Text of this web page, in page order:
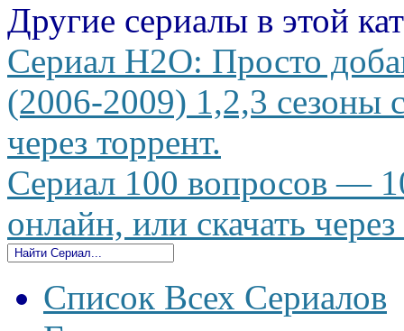
Другие сериалы в этой
Сериал H2O: Просто
(2006-2009) 1,2,3 сезоны
через торрент.
Сериал 100 вопросов —
онлайн, или скачать
Список Всех Сериалов